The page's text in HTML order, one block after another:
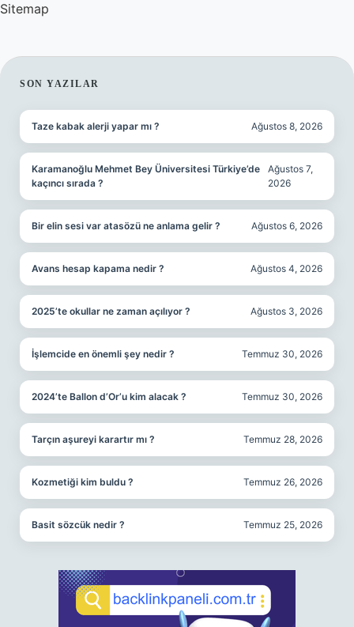
Sitemap
SIDEBAR
SON YAZILAR
Taze kabak alerji yapar mı ? Ağustos 8, 2026
Karamanoğlu Mehmet Bey Üniversitesi Türkiye’de
kaçıncı sırada ?
Ağustos 7,
2026
Bir elin sesi var atasözü ne anlama gelir ? Ağustos 6, 2026
Avans hesap kapama nedir ? Ağustos 4, 2026
2025’te okullar ne zaman açılıyor ? Ağustos 3, 2026
İşlemcide en önemli şey nedir ? Temmuz 30, 2026
2024’te Ballon d’Or’u kim alacak ? Temmuz 30, 2026
Tarçın aşureyi karartır mı ? Temmuz 28, 2026
Kozmetiği kim buldu ? Temmuz 26, 2026
Basit sözcük nedir ? Temmuz 25, 2026